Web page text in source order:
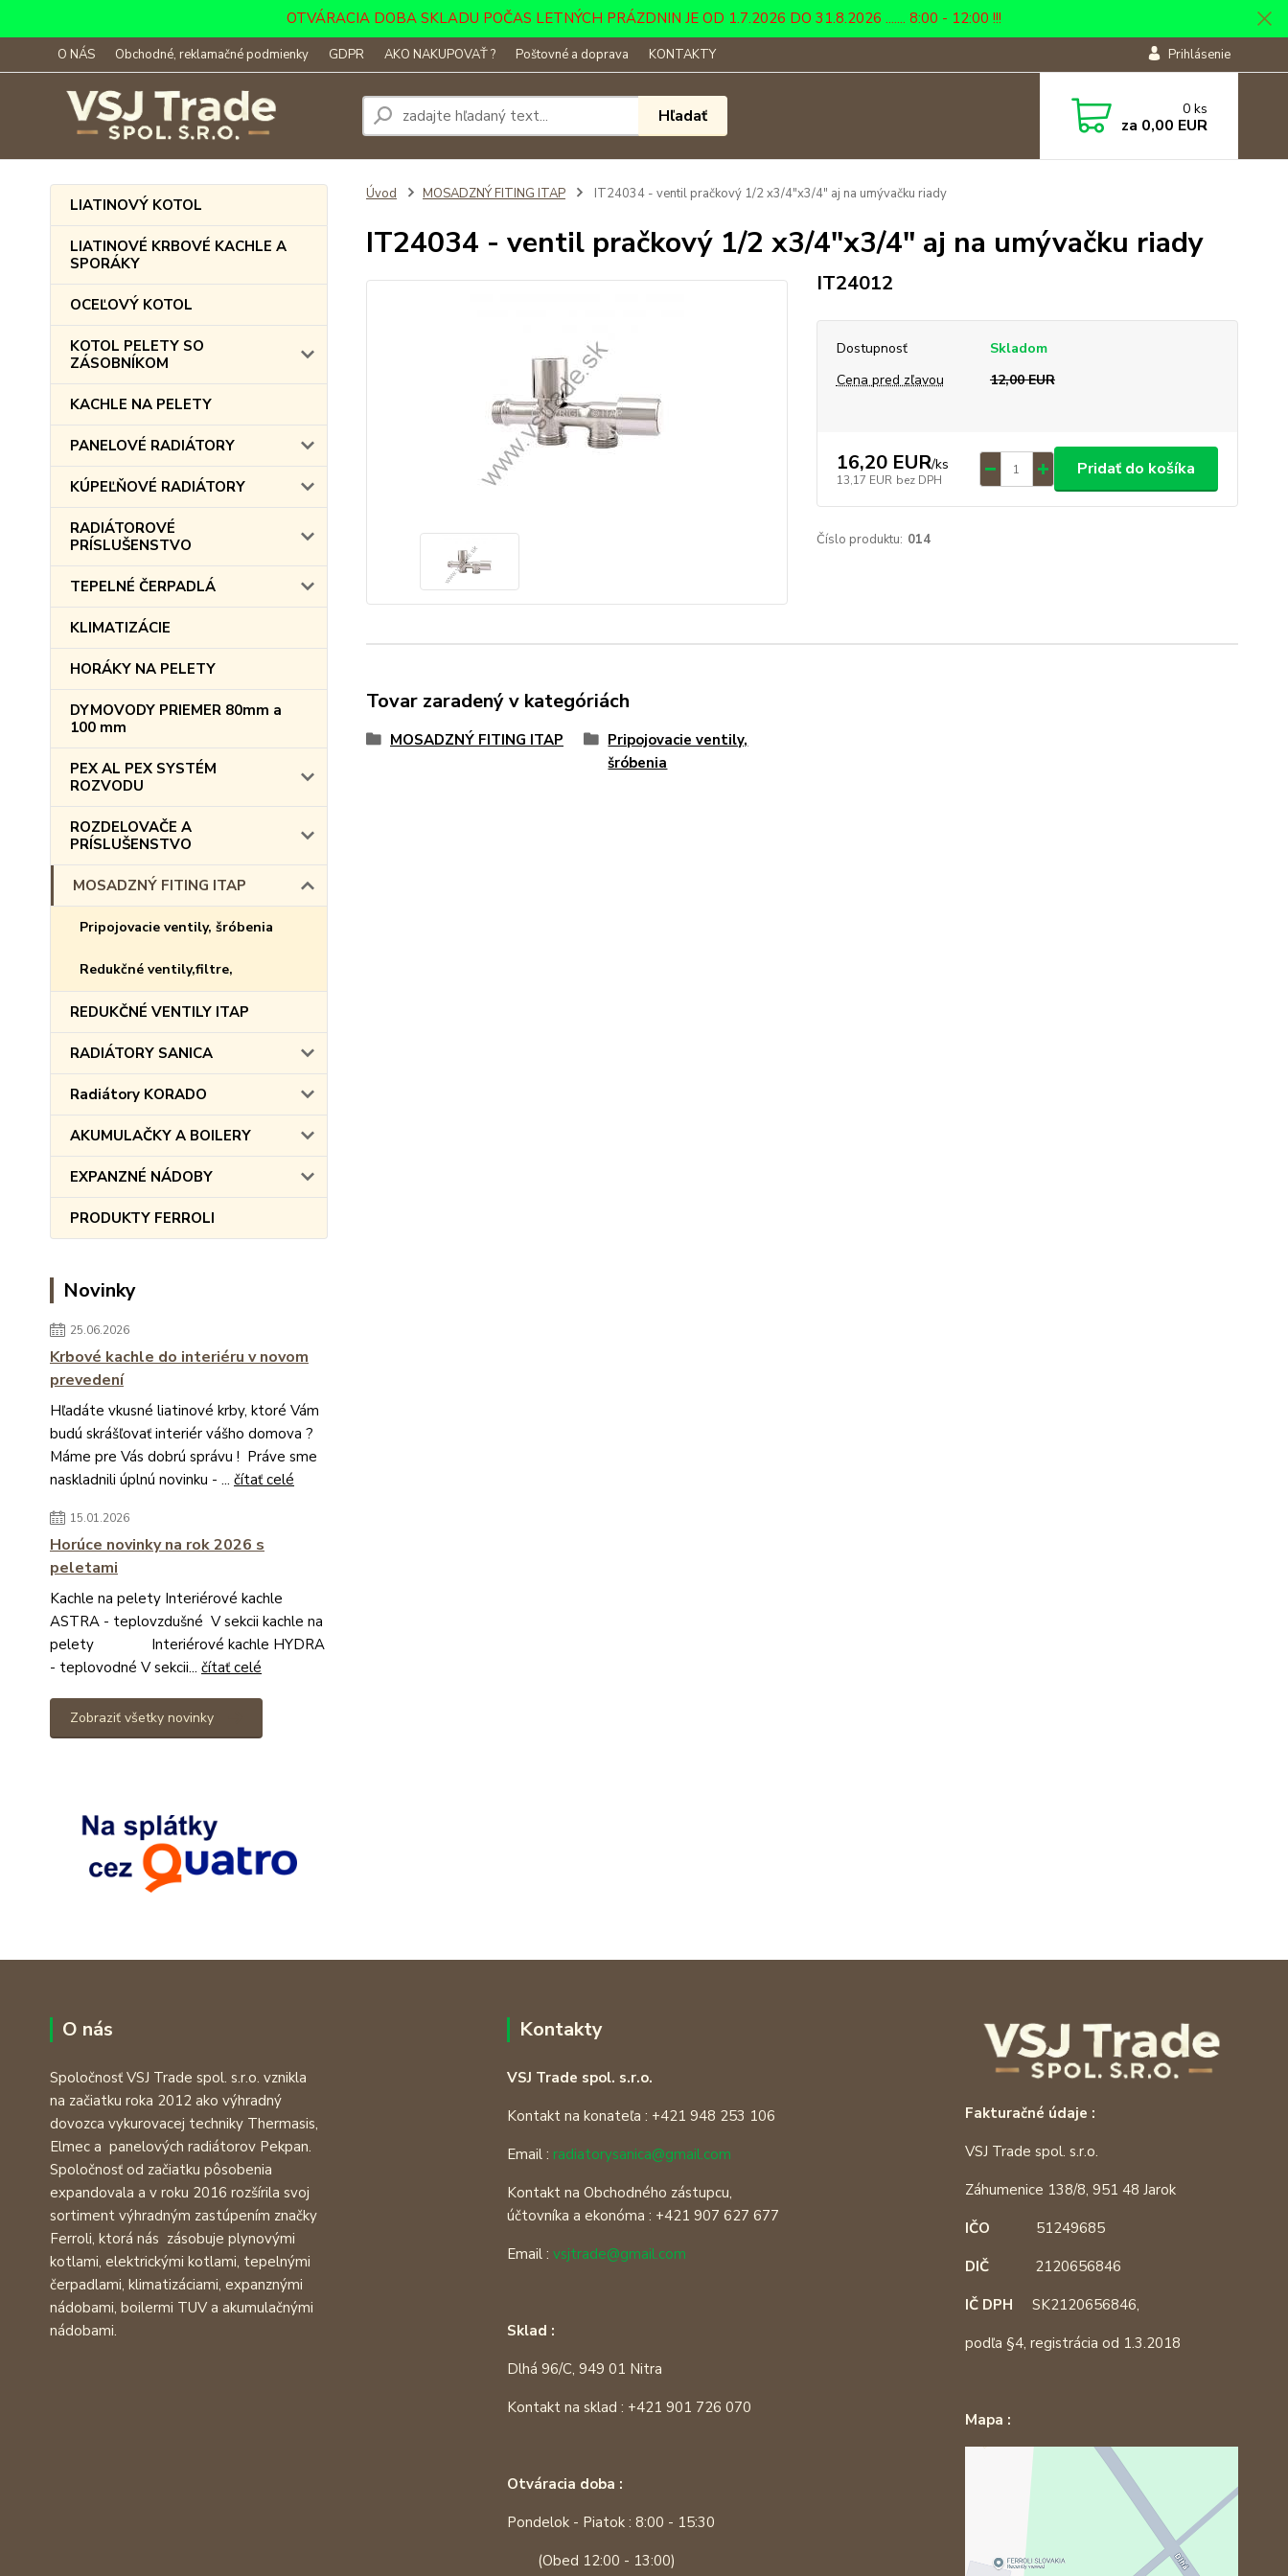
OTVÁRACIA DOBA SKLADU POČAS LETNÝCH PRÁZDNIN JE OD 1.7.2026 DO 31.8.2026 ....... 8:00 - 12:00 !!!
O NÁS Obchodné, reklamačné podmienky GDPR AKO NAKUPOVAŤ ? Poštovné a doprava KONTAKTY Prihlásenie
Hľadať 0 ks
za 0,00 EUR
LIATINOVÝ KOTOL
LIATINOVÉ KRBOVÉ KACHLE A
SPORÁKY
OCEĽOVÝ KOTOL
KOTOL PELETY SO
ZÁSOBNÍKOM
KACHLE NA PELETY
PANELOVÉ RADIÁTORY
KÚPEĽŇOVÉ RADIÁTORY
RADIÁTOROVÉ
PRÍSLUŠENSTVO
TEPELNÉ ČERPADLÁ
KLIMATIZÁCIE
HORÁKY NA PELETY
DYMOVODY PRIEMER 80mm a
100 mm
PEX AL PEX SYSTÉM
ROZVODU
ROZDELOVAČE A
PRÍSLUŠENSTVO
MOSADZNÝ FITING ITAP
Pripojovacie ventily, šróbenia
Redukčné ventily,filtre,
REDUKČNÉ VENTILY ITAP
RADIÁTORY SANICA
Radiátory KORADO
AKUMULAČKY A BOILERY
EXPANZNÉ NÁDOBY
PRODUKTY FERROLI
Novinky
25.06.2026
Krbové kachle do interiéru v novom
prevedení
Hľadáte vkusné liatinové krby, ktoré Vám
budú skrášľovať interiér vášho domova ?
Máme pre Vás dobrú správu ! Práve sme
naskladnili úplnú novinku - ... čítať celé
15.01.2026
Horúce novinky na rok 2026 s
peletami
Kachle na pelety Interiérové kachle
ASTRA - teplovzdušné V sekcii kachle na
pelety Interiérové kachle HYDRA
- teplovodné V sekcii... čítať celé
Zobraziť všetky novinky
Úvod MOSADZNÝ FITING ITAP IT24034 - ventil pračkový 1/2 x3/4"x3/4" aj na umývačku riady
IT24034 - ventil pračkový 1/2 x3/4"x3/4" aj na umývačku riady
IT24012
Dostupnosť
Skladom
Cena pred zľavou
12,00 EUR
16,20 EUR/ks
13,17 EUR bez DPH
Pridať do košíka
Číslo produktu: 014
Tovar zaradený v kategóriách
MOSADZNÝ FITING ITAP
Pripojovacie ventily,
šróbenia
O nás
Spoločnosť VSJ Trade spol. s.r.o. vznikla
na začiatku roka 2012 ako výhradný
dovozca vykurovacej techniky Thermasis,
Elmec a panelových radiátorov Pekpan.
Spoločnosť od začiatku pôsobenia
expandovala a v roku 2016 rozšírila svoj
sortiment výhradným zastúpením značky
Ferroli, ktorá nás zásobuje plynovými
kotlami, elektrickými kotlami, tepelnými
čerpadlami, klimatizáciami, expanznými
nádobami, boilermi TUV a akumulačnými
nádobami.
Kontakty
VSJ Trade spol. s.r.o.
Kontakt na konateľa : +421 948 253 106
Email : radiatorysanica@gmail.com
Kontakt na Obchodného zástupcu,
účtovníka a ekonóma : +421 907 627 677
Email :vsjtrade@gmail.com
Sklad :
Dlhá 96/C, 949 01 Nitra
Kontakt na sklad : +421 901 726 070
Otváracia doba :
Pondelok - Piatok : 8:00 - 15:30
(Obed 12:00 - 13:00)
Fakturačné údaje :
VSJ Trade spol. s.r.o.
Záhumenice 138/8, 951 48 Jarok
IČO 51249685
DIČ 2120656846
IČ DPH SK2120656846,
podľa §4, registrácia od 1.3.2018
Mapa :